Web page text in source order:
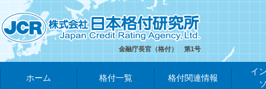
金融庁長官（格付） 第1号
ホーム 格付一覧 格付関連情報
イ